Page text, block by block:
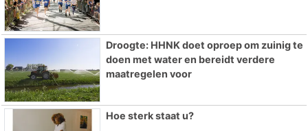
Droogte: HHNK doet oproep om zuinig te
doen met water en bereidt verdere
maatregelen voor
Hoe sterk staat u?